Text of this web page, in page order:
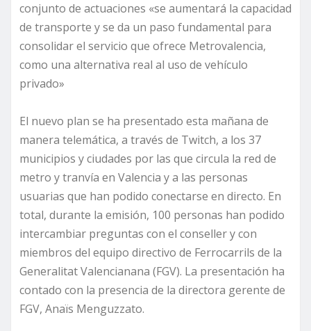
conjunto de actuaciones «se aumentará la capacidad
de transporte y se da un paso fundamental para
consolidar el servicio que ofrece Metrovalencia,
como una alternativa real al uso de vehículo
privado»
El nuevo plan se ha presentado esta mañana de
manera telemática, a través de Twitch, a los 37
municipios y ciudades por las que circula la red de
metro y tranvía en Valencia y a las personas
usuarias que han podido conectarse en directo. En
total, durante la emisión, 100 personas han podido
intercambiar preguntas con el conseller y con
miembros del equipo directivo de Ferrocarrils de la
Generalitat Valencianana (FGV). La presentación ha
contado con la presencia de la directora gerente de
FGV, Anaïs Menguzzato.